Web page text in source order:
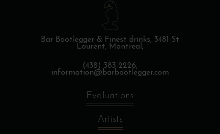
Bar Bootlegger & Finest drinks, 3481 St
Laurent, Montreal,
(438) 383-2226,
information@barbootlegger.com
Evaluations
Artists